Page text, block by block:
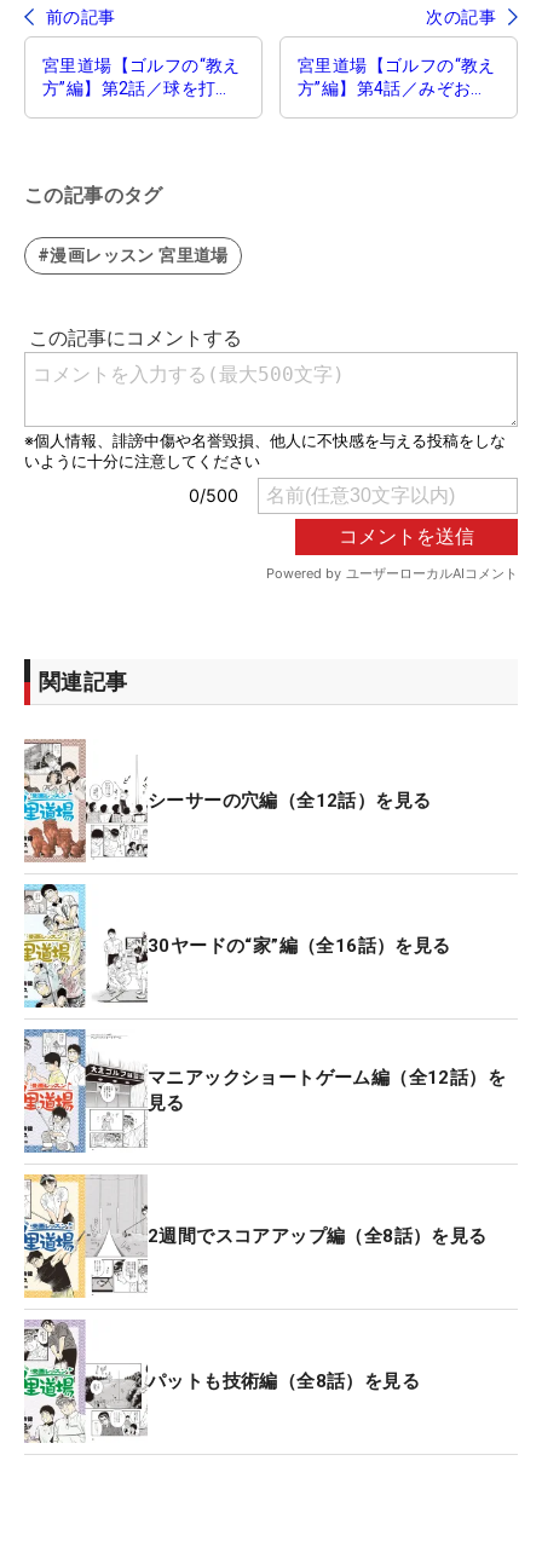
前の記事 次の記事
宮里道場【ゴルフの“教え
方”編】第2話／球を打つ
宮里道場【ゴルフの“教え
方”編】第4話／みぞおち
この記事のタグ
#漫画レッスン 宮里道場
関連記事
シーサーの穴編（全12話）を見る
30ヤードの“家”編（全16話）を見る
マニアックショートゲーム編（全12話）を
見る
2週間でスコアアップ編（全8話）を見る
パットも技術編（全8話）を見る